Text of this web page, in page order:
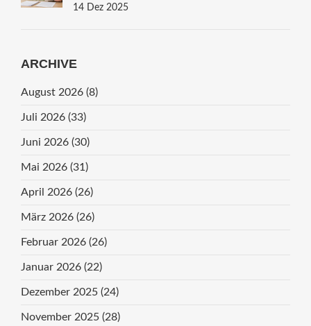
Wissen Müssen
14 Dez 2025
ARCHIVE
August 2026 (8)
Juli 2026 (33)
Juni 2026 (30)
Mai 2026 (31)
April 2026 (26)
März 2026 (26)
Februar 2026 (26)
Januar 2026 (22)
Dezember 2025 (24)
November 2025 (28)